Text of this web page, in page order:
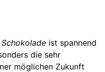
ist spannend
die sehr
möglichen Zukunft